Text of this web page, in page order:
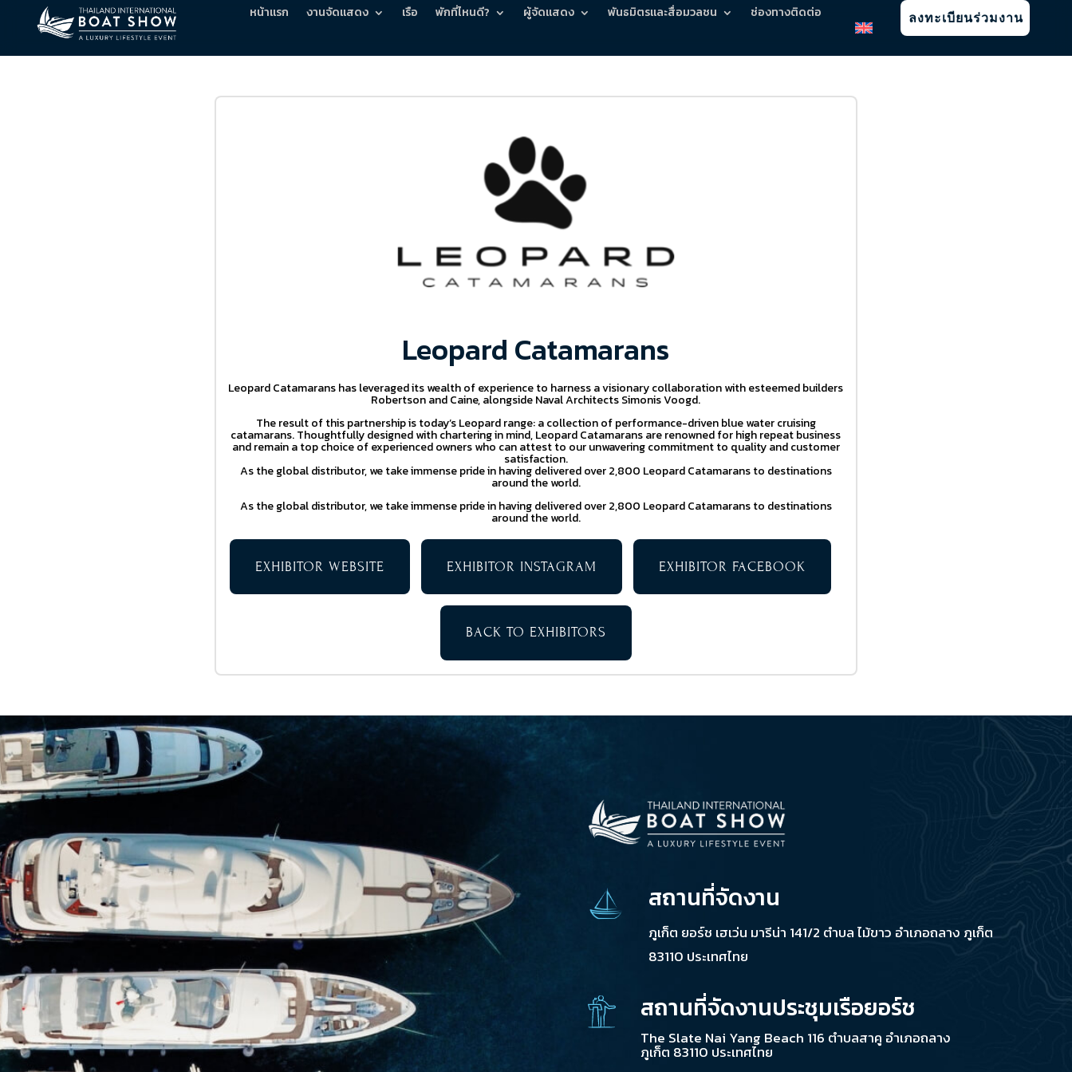
หน้าแรก งานจัดแสดง เรือ พักที่ไหนดี? ผู้จัดแสดง พันธมิตรและสื่อมวลชน ช่องทางติดต่อ ลงทะเบียนร่วมงาน
Leopard Catamarans
Leopard Catamarans has leveraged its wealth of experience to harness a visionary collaboration with esteemed builders
Robertson and Caine, alongside Naval Architects Simonis Voogd.
The result of this partnership is today’s Leopard range: a collection of performance-driven blue water cruising
catamarans. Thoughtfully designed with chartering in mind, Leopard Catamarans are renowned for high repeat business
and remain a top choice of experienced owners who can attest to our unwavering commitment to quality and customer
satisfaction.
As the global distributor, we take immense pride in having delivered over 2,800 Leopard Catamarans to destinations
around the world.
As the global distributor, we take immense pride in having delivered over 2,800 Leopard Catamarans to destinations
around the world.
EXHIBITOR WEBSITE EXHIBITOR INSTAGRAM EXHIBITOR FACEBOOK
BACK TO EXHIBITORS
สถานที่จัดงาน
ภูเก็ต ยอร์ช เฮเว่น มารีน่า 141/2 ตำบล ไม้ขาว อำเภอถลาง ภูเก็ต
83110 ประเทศไทย
สถานที่จัดงานประชุมเรือยอร์ช
The Slate Nai Yang Beach 116 ตำบลสาคู อำเภอถลาง
ภูเก็ต 83110 ประเทศไทย